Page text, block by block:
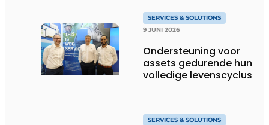
SERVICES & SOLUTIONS
9 JUNI 2026
Ondersteuning voor
assets gedurende hun
volledige levenscyclus
SERVICES & SOLUTIONS